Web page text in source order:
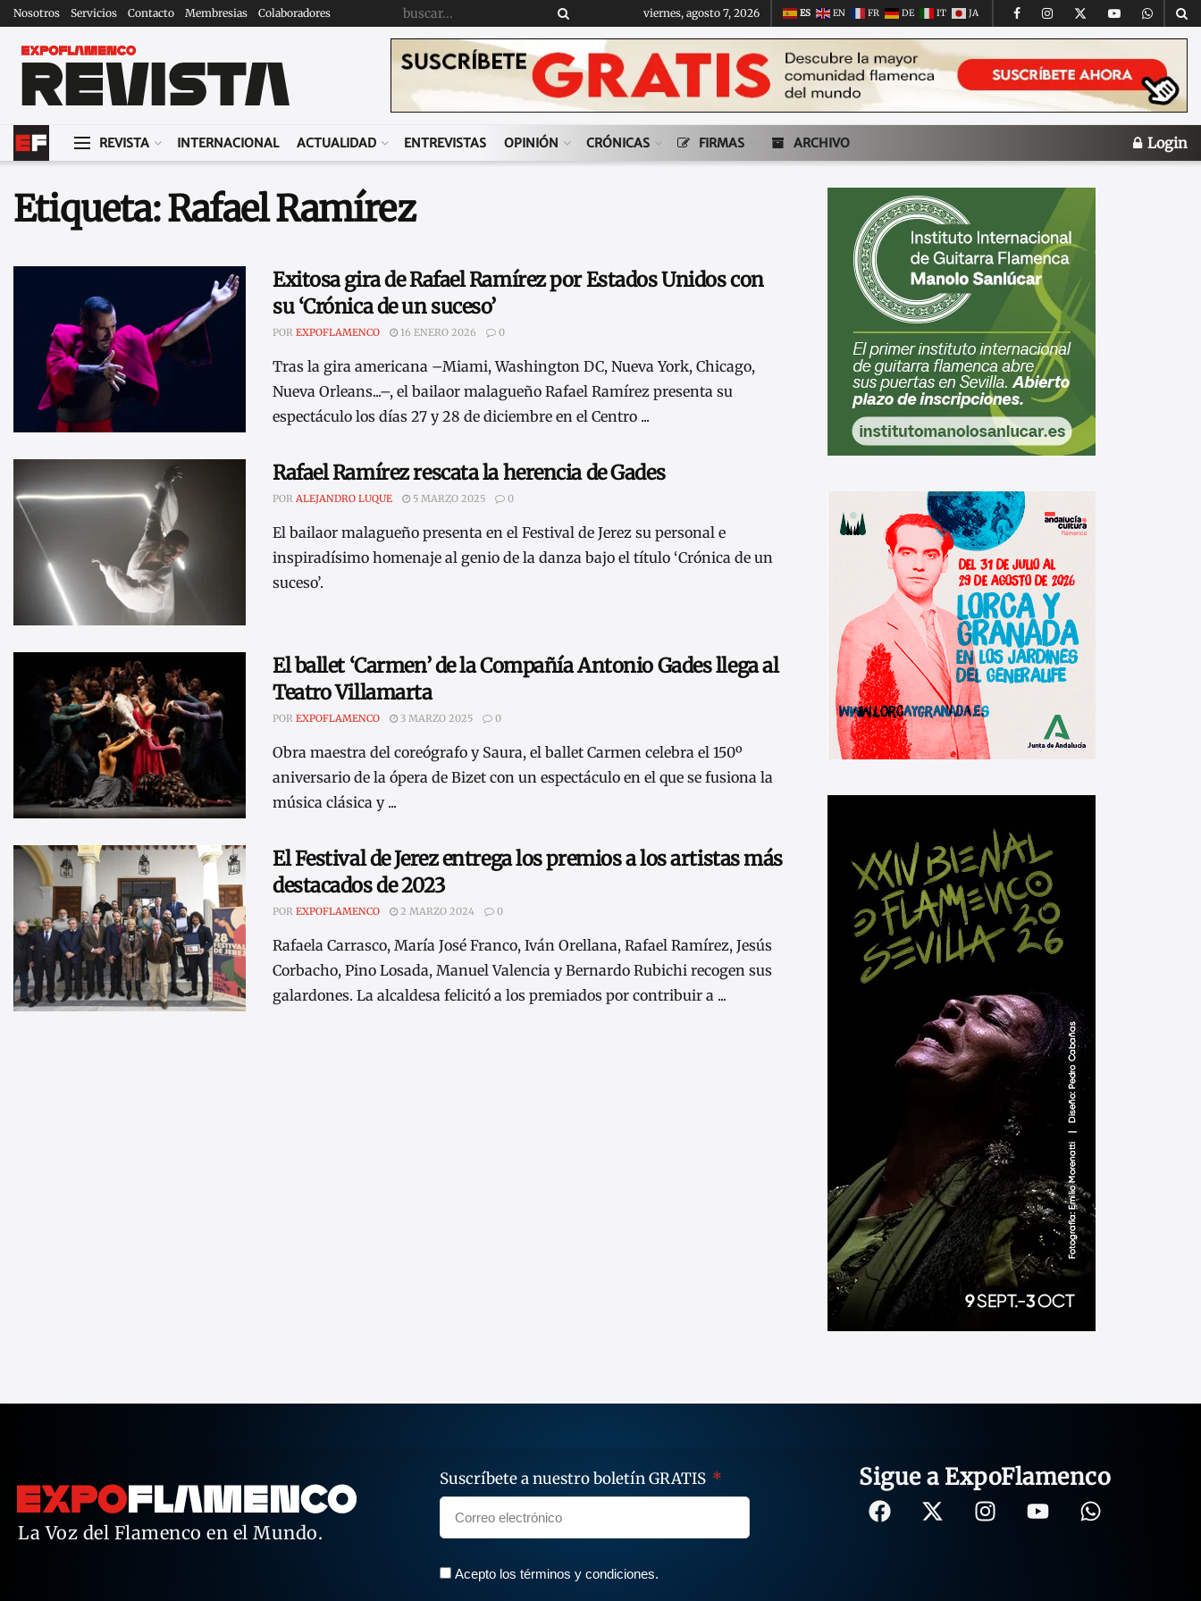
Nosotros Servicios Contacto Membresias Colaboradores viernes, agosto 7, 2026 ES EN FR DE IT JA
REVISTA INTERNACIONAL ACTUALIDAD ENTREVISTAS OPINIÓN CRÓNICAS FIRMAS ARCHIVO Login
Etiqueta:Rafael Ramírez
Exitosa gira de Rafael Ramírez por Estados Unidos con
su ‘Crónica de un suceso’
POR EXPOFLAMENCO 16 ENERO 2026 0
Tras la gira americana –Miami, Washington DC, Nueva York, Chicago,
Nueva Orleans...–, el bailaor malagueño Rafael Ramírez presenta su
espectáculo los días 27 y 28 de diciembre en el Centro ...
Rafael Ramírez rescata la herencia de Gades
POR ALEJANDRO LUQUE 5 MARZO 2025 0
El bailaor malagueño presenta en el Festival de Jerez su personal e
inspiradísimo homenaje al genio de la danza bajo el título ‘Crónica de un
suceso’.
El ballet ‘Carmen’ de la Compañía Antonio Gades llega al
Teatro Villamarta
POR EXPOFLAMENCO 3 MARZO 2025 0
Obra maestra del coreógrafo y Saura, el ballet Carmen celebra el 150º
aniversario de la ópera de Bizet con un espectáculo en el que se fusiona la
música clásica y ...
El Festival de Jerez entrega los premios a los artistas más
destacados de 2023
POR EXPOFLAMENCO 2 MARZO 2024 0
Rafaela Carrasco, María José Franco, Iván Orellana, Rafael Ramírez, Jesús
Corbacho, Pino Losada, Manuel Valencia y Bernardo Rubichi recogen sus
galardones. La alcaldesa felicitó a los premiados por contribuir a ...
La Voz del Flamenco en el Mundo.
Suscríbete a nuestro boletín GRATIS
Acepto los términos y condiciones.
Sigue a ExpoFlamenco